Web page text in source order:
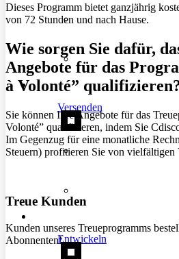
Versenden
Entwickeln
Dieses Programm bietet ganzjährig
von 72 Stunden und nach Hause.
Wie sorgen Sie dafür,
Angebote für das
à Volonté”
Sie können Ihre Angebote für das
Volonté” qualifizieren, indem Sie
Im Gegenzug für eine monatliche
Steuern) profitieren Sie von
Treue Kunden
Kunden unseres Treueprogramms
Abonnenten!